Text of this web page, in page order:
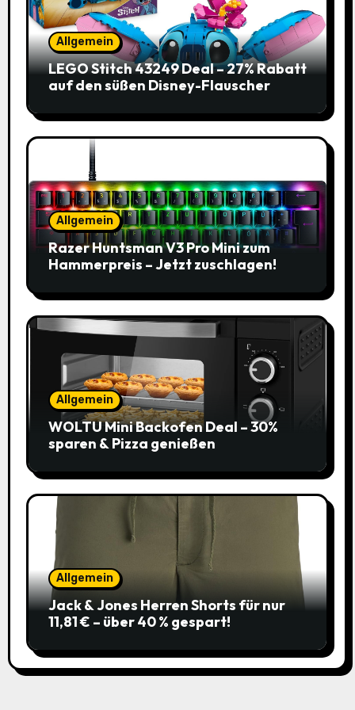
Allgemein
LEGO Stitch 43249 Deal – 27% Rabatt
auf den süßen Disney-Flauscher
Allgemein
Razer Huntsman V3 Pro Mini zum
Hammerpreis – Jetzt zuschlagen!
Allgemein
WOLTU Mini Backofen Deal – 30%
sparen & Pizza genießen
Allgemein
Jack & Jones Herren Shorts für nur
11,81 € – über 40 % gespart!